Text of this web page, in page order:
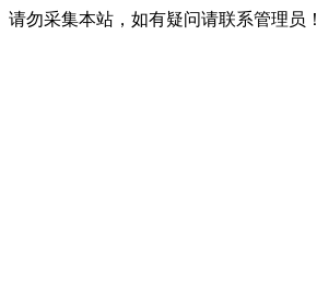
请勿采集本站，如有疑问请联系管理员！